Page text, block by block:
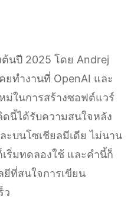
นปี 2025 โดย Andrej
ยทำงานที่ OpenAI และ
ม่ในการสร้างซอฟต์แวร์
นี้ได้รับความสนใจหลัง
ะบนโซเชียลมีเดีย ไม่นาน
ริ่มทดลองใช้ และคำนี้ก็
ที่สนใจการเขียน
ว